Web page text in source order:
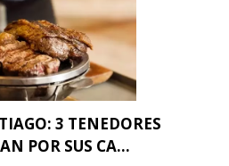
3 TENEDORES
POR SUS CA...